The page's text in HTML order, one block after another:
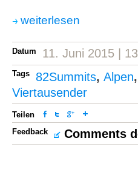
weiterlesen
Datum 11. Juni 2015 |
Tags 82Summits, Alpen,
Viertausender
Teilen
Feedback
Comments